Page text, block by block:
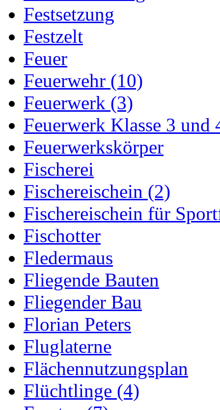
Festsetzung
Festzelt
Feuer
Feuerwehr (10)
Feuerwerk (3)
Feuerwerk Klasse 3 und
Feuerwerkskörper
Fischerei
Fischereischein (2)
Fischereischein für
Fischotter
Fledermaus
Fliegende Bauten
Fliegender Bau
Florian Peters
Fluglaterne
Flächennutzungsplan
Flüchtlinge (4)